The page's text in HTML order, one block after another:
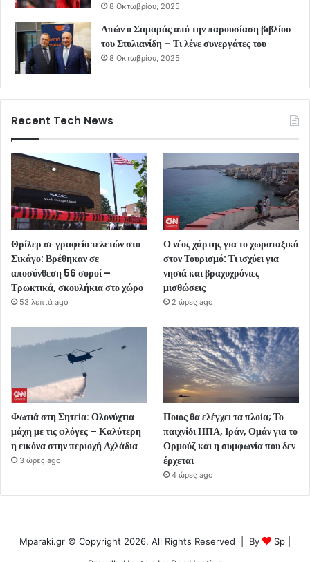
8 Οκτωβρίου, 2025
Απών ο Σαμαράς από την παρουσίαση βιβλίου
του Στυλιανίδη – Τι λένε συνεργάτες του
8 Οκτωβρίου, 2025
Recent Tech News
Θρίλερ σε γραφείο τελετών στο
Σικάγο: Βρέθηκαν σε
αποσύνθεση 56 σοροί –
Τρωκτικά, σκουλήκια στο χώρο
53 λεπτά ago
Ο νέος χάρτης για το χωροταξικό
στον Τουρισμό: Τι ισχύει για
νησιά και βραχυχρόνιες
μισθώσεις
2 ώρες ago
Φωτιά στη Σητεία: Ολονύχτια
μάχη με τις φλόγες – Καλύτερη
η εικόνα στην περιοχή Αχλάδια
3 ώρες ago
Ποιος θα ελέγχει τα πλοία; Το
παιχνίδι ΗΠΑ, Ιράν, Ομάν για το
Ορμούζ και η συμφωνία που δεν
έρχεται
4 ώρες ago
Mparaki.gr © Copyright 2026, All Rights Reserved | By Sp